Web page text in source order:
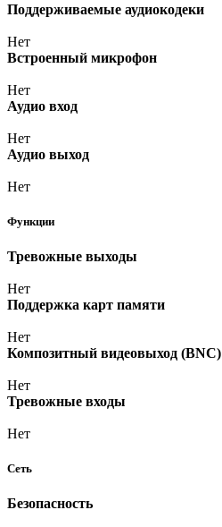
Поддерживаемые аудиокодеки
Нет
Встроенный микрофон
Нет
Аудио вход
Нет
Аудио выход
Нет
Функции
Тревожные выходы
Нет
Поддержка карт памяти
Нет
Композитный видеовыход (BNC)
Нет
Тревожные входы
Нет
Сеть
Безопасность